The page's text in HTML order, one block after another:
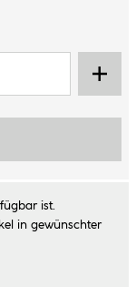
ist.
in gewünschter